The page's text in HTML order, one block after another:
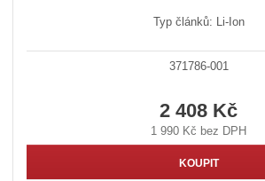
Typ článků: Li-Ion
371786-001
2 408 Kč
1 990 Kč bez DPH
KOUPIT